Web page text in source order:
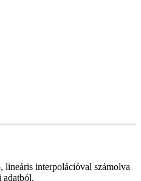
lineáris interpolációval számolva
adatból.